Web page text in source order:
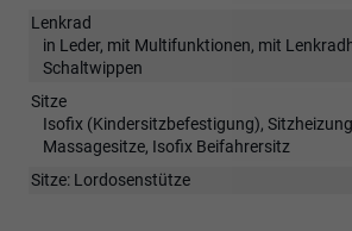
Lenkrad
in Leder, mit Multifunktionen, mit
Schaltwippen
Sitze
Isofix (Kindersitzbefestigung),
Massagesitze, Isofix Beifahrersitz
Sitze: Lordosenstütze